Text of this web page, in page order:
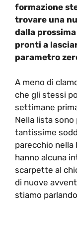
formazione
trovare una
dalla
pronti a
parametro
A meno di
che gli stessi
settimane
Nella lista
tantissime
parecchio nella
hanno alcuna
scarpette al
di nuove
stiamo